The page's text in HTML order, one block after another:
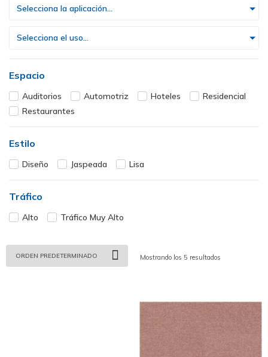
Selecciona la aplicación...
Selecciona el uso...
Espacio
Auditorios Automotriz Hoteles
Residencial
Restaurantes
Estilo
Diseño Jaspeada Lisa
Tráfico
Alto Tráfico Muy Alto
Mostrando los 5 resultados